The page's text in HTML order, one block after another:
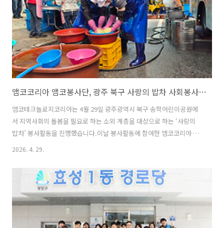
하는 사회봉사활동을 통해 나눔과 환경의 가치를 동시에 실현하고 지속
가능한 사회공헌 활동을 확대해 나..
앰코코리아 앰코봉사단, 광주 북구 사랑의 밥차 사회봉사활동 진행
앰코테크놀로지코리아는 4월 29일 광주광역시 북구 송학어린이공원에
서 지역사회의 돌봄을 필요로 하는 소외 계층을 대상으로 하는 ‘사랑의
밥차’ 봉사활동을 진행했습니다.이날 봉사활동에 참여한 앰코코리아 앰
코봉사단 20여 명은 이른 아침부터 현장에 모여 부스 설치부터 배식, 식
랑의 밥차 측에 기부금을 전달하며 “앞으로도 우리 앰코코리아 광주사업
장은 지역사회와 함께 성장하는 기업으로서 광주 시민의 삶의 질 향상을
위한 다양한 나눔 활동을 지속적으로 이어나갈 것”이라고 전했습니다.
By 미스터반 | 안녕하세요. 'Mr.반'입니다. 반도체 정보와 따끈한 문화소
식을 전해드리는 '앰코인스토리'의 마스코트랍니다. 반도체 패키징과 테
2026. 4. 29.